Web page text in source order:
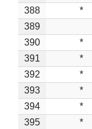
388
*
389
390
*
391
*
392
*
393
*
394
*
395
*